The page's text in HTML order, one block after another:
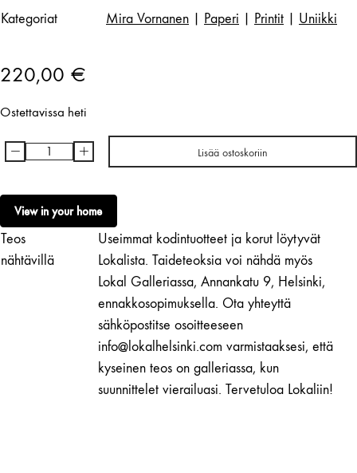
Kategoriat Mira Vornanen Paperi Printit Uniikki
220,00 €
Ostettavissa heti
Mira
|
Kukkamuotoja
(sarja)
määrä
- + Lisää ostoskoriin
View in your home
Teos
nähtävillä
Useimmat kodintuotteet ja korut löytyvät
Lokalista. Taideteoksia voi nähdä myös
Lokal Galleriassa, Annankatu 9, Helsinki,
ennakkosopimuksella. Ota yhteyttä
sähköpostitse osoitteeseen
info@lokalhelsinki.com varmistaaksesi, että
kyseinen teos on galleriassa, kun
suunnittelet vierailuasi. Tervetuloa Lokaliin!